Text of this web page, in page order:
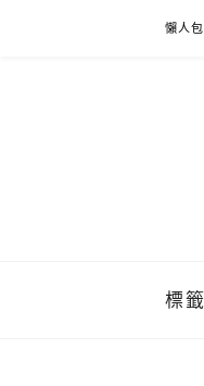
懶人包
標